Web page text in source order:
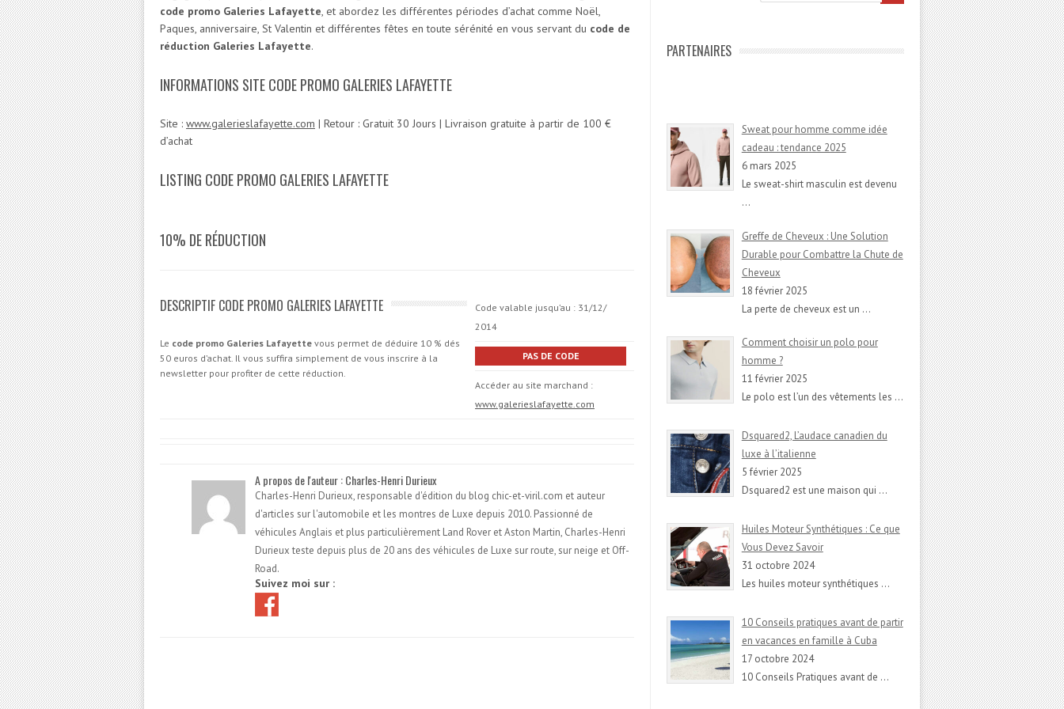
code promo Galeries Lafayette, et abordez les différentes périodes d’achat comme Noël,
Paques, anniversaire, St Valentin et différentes fêtes en toute sérénité en vous servant du code de
réduction Galeries Lafayette.
INFORMATIONS SITE CODE PROMO GALERIES LAFAYETTE
Site : www.galerieslafayette.com | Retour : Gratuit 30 Jours | Livraison gratuite à partir de 100 €
d’achat
LISTING CODE PROMO GALERIES LAFAYETTE
10% DE RÉDUCTION
DESCRIPTIF CODE PROMO GALERIES LAFAYETTE
Le code promo Galeries Lafayette vous permet de déduire 10 % dés
50 euros d’achat. Il vous suffira simplement de vous inscrire à la
newsletter pour profiter de cette réduction.
Code valable jusqu’au : 31/12/
2014
PAS DE CODE
Accéder au site marchand :
www.galerieslafayette.com
A propos de l'auteur : Charles-Henri Durieux
Charles-Henri Durieux, responsable d'édition du blog chic-et-viril.com et auteur
d'articles sur l'automobile et les montres de Luxe depuis 2010. Passionné de
véhicules Anglais et plus particulièrement Land Rover et Aston Martin, Charles-Henri
Durieux teste depuis plus de 20 ans des véhicules de Luxe sur route, sur neige et Off-
Road.
Suivez moi sur :
PARTENAIRES
Sweat pour homme comme idée
cadeau : tendance 2025
6 mars 2025
Le sweat-shirt masculin est devenu
…
Greffe de Cheveux : Une Solution
Durable pour Combattre la Chute de
Cheveux
18 février 2025
La perte de cheveux est un …
Comment choisir un polo pour
homme ?
11 février 2025
Le polo est l’un des vêtements les …
Dsquared2, L’audace canadien du
luxe à l’italienne
5 février 2025
Dsquared2 est une maison qui …
Huiles Moteur Synthétiques : Ce que
Vous Devez Savoir
31 octobre 2024
Les huiles moteur synthétiques …
10 Conseils pratiques avant de partir
en vacances en famille à Cuba
17 octobre 2024
10 Conseils Pratiques avant de …